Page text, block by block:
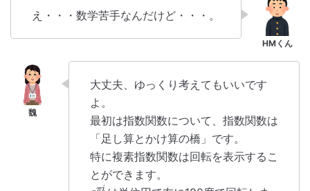
え・・・数学苦手なんだけど・・・。
大丈夫、ゆっくり考えてもいいです
よ。
最初は指数関数について、指数関数は
「足し算とかけ算の橋」です。
特に複素指数関数は回転を表示するこ
とができます。
πi